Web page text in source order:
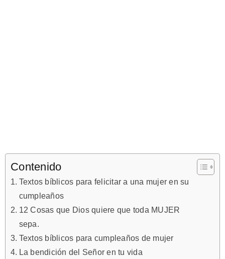
Contenido
Textos bíblicos para felicitar a una mujer en su
cumpleaños
12 Cosas que Dios quiere que toda MUJER
sepa.
Textos bíblicos para cumpleaños de mujer
La bendición del Señor en tu vida